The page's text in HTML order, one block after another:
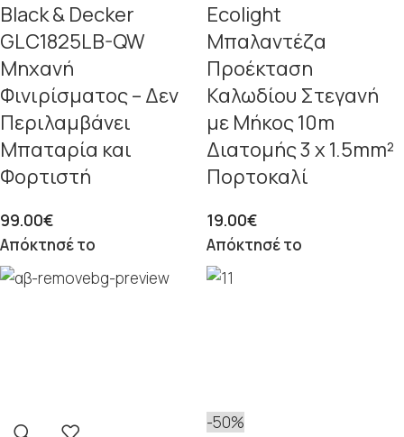
Black & Decker
GLC1825LB-QW
Μηχανή
Φινιρίσματος – Δεν
Περιλαμβάνει
Μπαταρία και
Φορτιστή
99.00€
Απόκτησέ το
Ecolight
Μπαλαντέζα
Προέκταση
Καλωδίου Στεγανή
με Μήκος 10m
Διατομής 3 x 1.5mm²
Πορτοκαλί
19.00€
Απόκτησέ το
-50%